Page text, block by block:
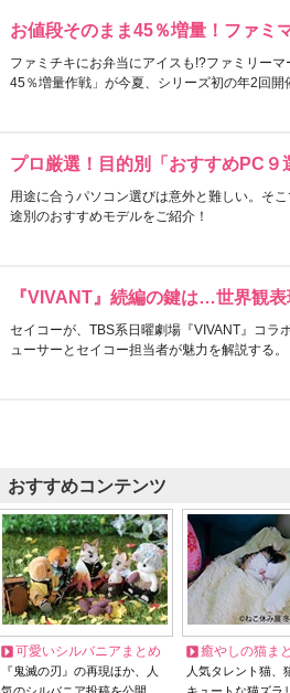
お値段そのまま45％増量！ファミ
ファミチキにお弁当にアイスも!?ファミリー
45％増量作戦」が今夏、シリーズ初の年2回開
プロ厳選！目的別「おすすめPC９
用途に合うパソコン選びは意外と難しい。そ
途別のおすすめモデルをご紹介！
『VIVANT』続編の鍵は…世界観
セイコーが、TBS系日曜劇場『VIVANT』コラ
ューサーとセイコー担当者が魅力を解説する。
おすすめコンテンツ
可愛いシルバニアまとめ
『鬼滅の刃』の再現ほか、人
癒やしの猫ま
人気タレント猫